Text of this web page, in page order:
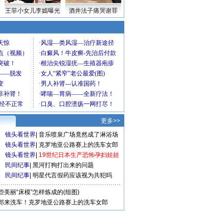
王菲小女儿李嫣曝光 酒井法子痛哭谢罪
更多>>
镜头看世界 音乐喷泉广场竟然成了淋浴场
镜头看世界 克罗地亚公路赛上的洗车女郎
镜头看世界 19世纪日本生产恐怖孕妇娃娃
民间纪事 黑河打狗打出来的问题
民间纪事 明星代言假药应该视为共犯吗
美丽“床模”怎样炼成的(组图)
来洗车！克罗地亚公路赛上的洗车女郎